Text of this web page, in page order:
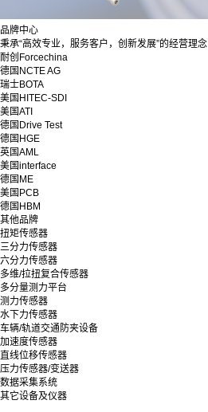
品牌中心
秉承“高效专业，服务客户，创新发展”的经营理念
耐创Forcechina
德国NCTE AG
瑞士BOTA
美国HITEC-SDI
美国ATI
德国Drive Test
德国HGE
英国AML
美国interface
德国ME
美国PCB
德国HBM
其他品牌
扭矩传感器
三分力传感器
六分力传感器
多维/拉扭复合传感器
多分量测力平台
测力传感器
水下力传感器
车辆/轨道交通防夹设备
加速度传感器
直线位移传感器
压力传感器/变送器
数据采集系统
其它设备及仪器